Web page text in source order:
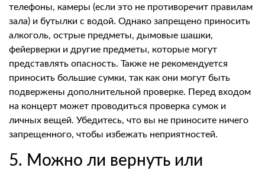
телефоны, камеры (если это не противоречит правилам
зала) и бутылки с водой. Однако запрещено приносить
алкоголь, острые предметы, дымовые шашки,
фейерверки и другие предметы, которые могут
представлять опасность. Также не рекомендуется
приносить большие сумки, так как они могут быть
подвержены дополнительной проверке. Перед входом
на концерт может проводиться проверка сумок и
личных вещей. Убедитесь, что вы не приносите ничего
запрещенного, чтобы избежать неприятностей.
5. Можно ли вернуть или